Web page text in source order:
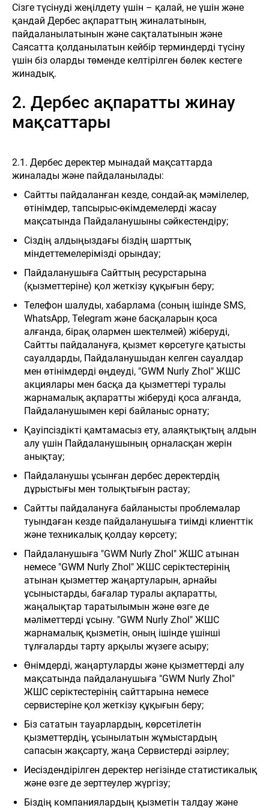
Сізге түсінуді жеңілдету үшін – қалай, не үшін және
қандай Дербес ақпараттың жиналатынын,
пайдаланылатынын және сақталатынын және
Саясатта қолданылатын кейбір терминдерді түсіну
үшін біз оларды төменде келтірілген бөлек кестеге
жинадық.
2. Дербес ақпаратты жинау
мақсаттары
2.1. Дербес деректер мынадай мақсаттарда
жиналады және пайдаланылады:
Сайтты пайдаланған кезде, сондай-ақ мәмілелер,
өтінімдер, тапсырыс-өкімдемелерді жасау
мақсатында Пайдаланушыны сәйкестендіру;
Сіздің алдыңыздағы біздің шарттық
міндеттемелерімізді орындау;
Пайдаланушыға Сайттың ресурстарына
(қызметтеріне) қол жеткізу құқығын беру;
Телефон шалуды, хабарлама (соның ішінде SMS,
WhatsApp, Telegram және басқаларын қоса
алғанда, бірақ олармен шектелмей) жіберуді,
Сайтты пайдалануға, қызмет көрсетуге қатысты
сауалдарды, Пайдаланушыдан келген сауалдар
мен өтінімдерді өңдеуді, "GWM Nurly Zhol" ЖШС
акциялары мен басқа да қызметтері туралы
жарнамалық ақпаратты жіберуді қоса алғанда,
Пайдаланушымен кері байланыс орнату;
Қауіпсіздікті қамтамасыз ету, алаяқтықтың алдын
алу үшін Пайдаланушының орналасқан жерін
анықтау;
Пайдаланушы ұсынған дербес деректердің
дұрыстығы мен толықтығын растау;
Сайтты пайдалануға байланысты проблемалар
туындаған кезде пайдаланушыға тиімді клиенттік
және техникалық қолдау көрсету;
Пайдаланушыға "GWM Nurly Zhol" ЖШС атынан
немесе "GWM Nurly Zhol" ЖШС серіктестерінің
атынан қызметтер жаңартуларын, арнайы
ұсыныстарды, бағалар туралы ақпаратты,
жаңалықтар таратылымын және өзге де
мәліметтерді ұсыну. "GWM Nurly Zhol" ЖШС
жарнамалық қызметін, оның ішінде үшінші
тұлғаларды тарту арқылы жүзеге асыру;
Өнімдерді, жаңартуларды және қызметтерді алу
мақсатында пайдаланушыға "GWM Nurly Zhol"
ЖШС серіктестерінің сайттарына немесе
сервистеріне қол жеткізу құқығын беру;
Біз сататын тауарлардың, көрсетілетін
қызметтердің, ұсынылатын жұмыстардың
сапасын жақсарту, жаңа Сервистерді әзірлеу;
Иесіздендірілген деректер негізінде статистикалық
және өзге де зерттеулер жүргізу;
Біздің компаниялардың қызметін талдау және